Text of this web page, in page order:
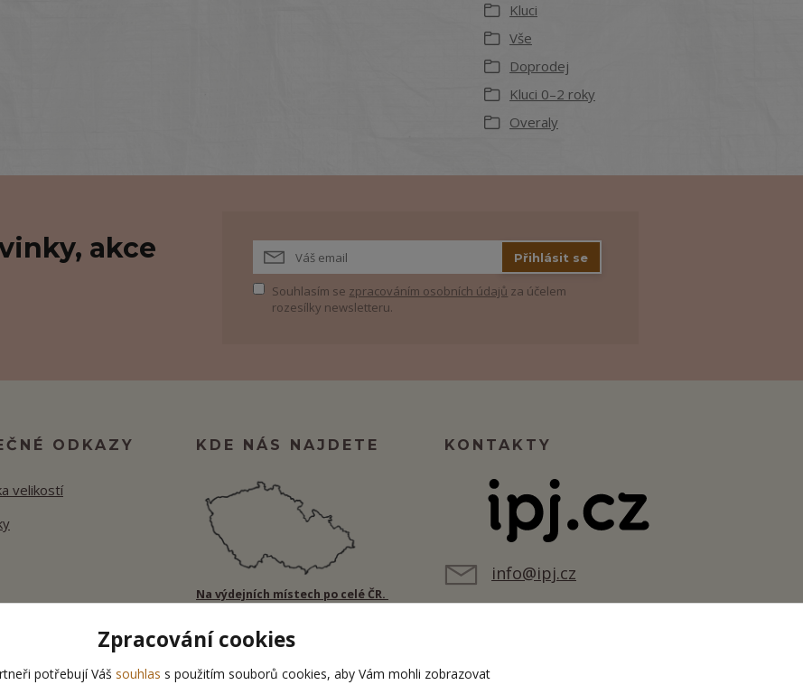
Kluci
Vše
Doprodej
Kluci 0–2 roky
Overaly
akce
Přihlásit se
Souhlasím se zpracováním osobních údajů za účelem
rozesílky newsletteru.
ODKAZY
velikostí
KDE NÁS NAJDETE
Na výdejních místech po celé ČR.
KONTAKTY
info@ipj.cz
Zpracování cookies
potřebují Váš souhlas s použitím souborů cookies, aby Vám mohli zobrazovat